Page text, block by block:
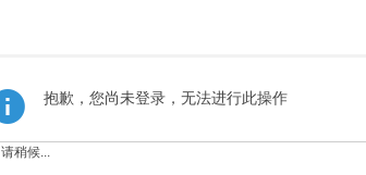
抱歉，您尚未登录，无法进行此操作
请稍候...